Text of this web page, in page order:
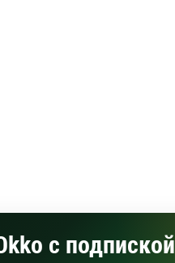
с подпиской